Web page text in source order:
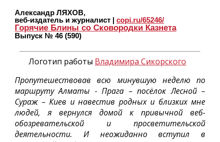
Александр ЛЯХОВ,
веб-издатель и журналист | copi.ru/65246/
Горячие Блины со Сковородки Казнета
Выпуск № 46 (590)
Логотип работы Владимира Сикорского
Пропутешествовав всю минувшую неделю по
маршруту Алматы - Прага – посёлок Лесной –
Сураж – Киев и навестив родных и близких мне
людей, я вернулся домой к привычной веб-
обозревательской и просветительской
деятельности. И неожиданно вступил в